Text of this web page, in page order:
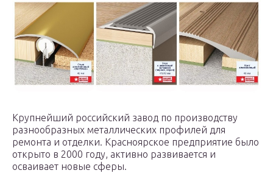
Крупнейший российский завод по производству
разнообразных металлических профилей для
ремонта и отделки. Красноярское предприятие было
открыто в 2000 году, активно развивается и
осваивает новые сферы.